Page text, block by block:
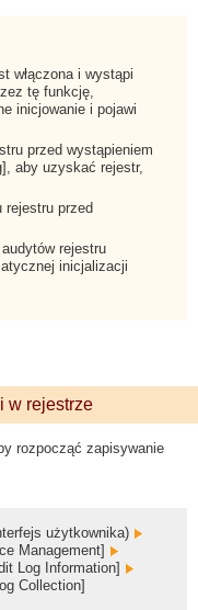
włączona i wystąpi
tę funkcję,
inicjowanie i pojawi
przed wystąpieniem
aby uzyskać rejestr,
przed
rejestru
inicjalizacji
w rejestrze
rozpocząć zapisywanie
użytkownika)
Management]
Log Information]
Collection]